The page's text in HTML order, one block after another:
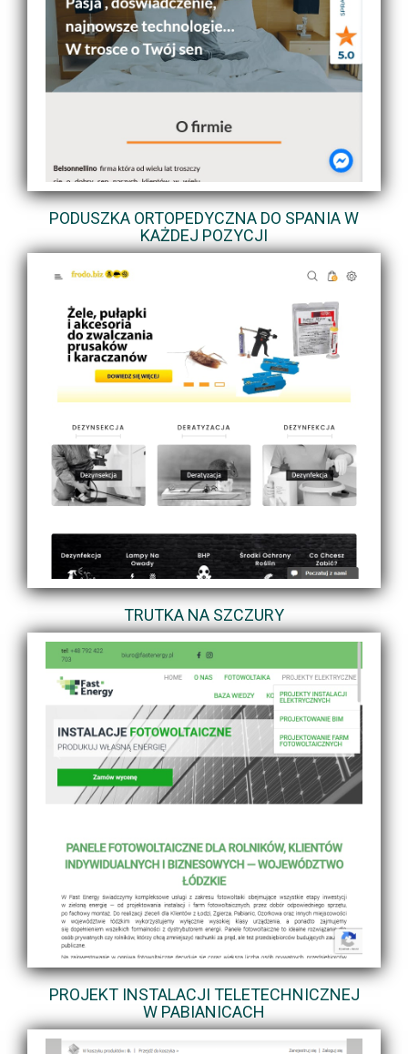
PODUSZKA ORTOPEDYCZNA DO SPANIA W
KAŻDEJ POZYCJI
TRUTKA NA SZCZURY
PROJEKT INSTALACJI TELETECHNICZNEJ
W PABIANICACH